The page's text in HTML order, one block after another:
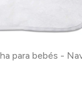
para bebés -